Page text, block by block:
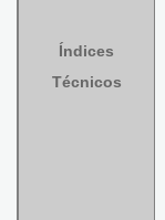
Índices
Técnicos